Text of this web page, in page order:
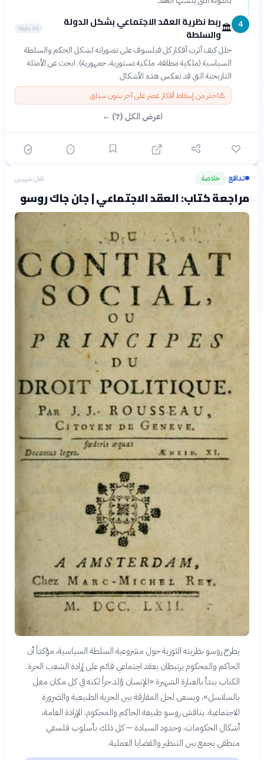
4
🏛️ربط نظرية العقد الاجتماعي بشكل الدولة
والسلطة
25 دقيقة
حلل كيف أثرت أفكار كل فيلسوف على تصوراته لشكل الحكم والسلطة
السياسية (ملكية مطلقة، ملكية دستورية، جمهورية). ابحث عن الأمثلة
التاريخية التي قد تعكس هذه الأشكال.
⚠️احذر من إسقاط أفكار عصر على آخر بدون سياق.
اعرض الكل (7) ←
تدافع› خلاصة قبل شهرين
مراجعة كتاب: العقد الاجتماعي | جان جاك روسو
يطرح روسو نظريته الثورية حول مشروعية السلطة السياسية، مؤكداً أن
الحاكم والمحكوم يرتبطان بعقد اجتماعي قائم على إرادة الشعب الحرة.
الكتاب يبدأ بالعبارة الشهيرة «الإنسان وُلد حراً لكنه في كل مكان مغل
بالسلاسل»، ويسعى لحل المفارقة بين الحرية الطبيعية والضرورة
الاجتماعية. يناقش روسو طبيعة الحاكم والمحكوم، الإرادة العامة،
أشكال الحكومات، وحدود السيادة — كل ذلك بأسلوب فلسفي
منطقي يجمع بين التنظير والقضايا العملية.